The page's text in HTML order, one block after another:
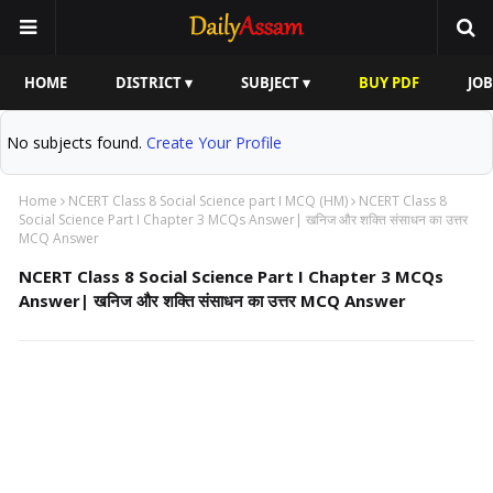
HOME DISTRICT ▾ SUBJECT ▾ BUY PDF
No subjects found. Create Your Profile
Home NCERT Class 8 Social Science part I MCQ (HM)
NCERT Class 8
Social Science Part I Chapter 3 MCQs Answer| खनिज और शक्ति संसाधन का उत्तर
MCQ Answer
NCERT Class 8 Social Science Part I Chapter 3 MCQs
Answer| खनिज और शक्ति संसाधन का उत्तर MCQ Answer